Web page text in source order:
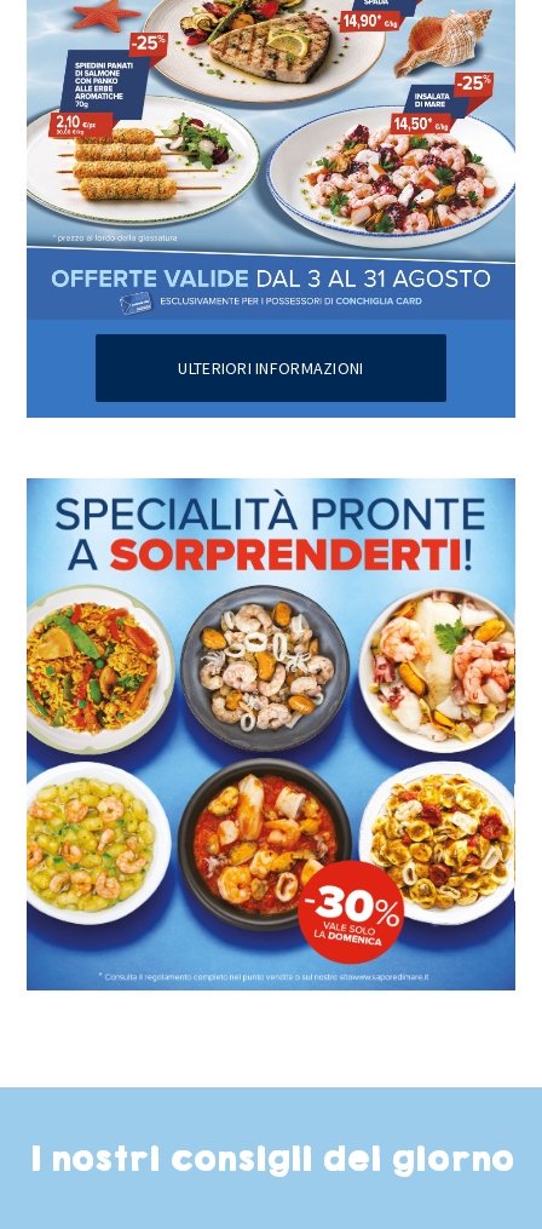
ULTERIORI INFORMAZIONI
I nostri consigli del giorno